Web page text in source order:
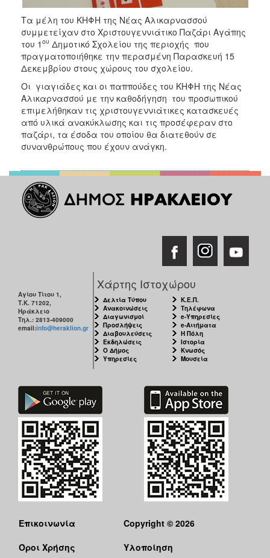
ΑΝΘΕΚΤΙΚΗ
ΠΟΛΗ
Τα μέλη του ΚΗΦΗ της Νέας Αλικαρνασσού
συμμετείχαν στο Χριστουγεννιάτικο Παζάρι Αγάπης
του 1 ου Δημοτικό Σχολείου της περιοχής που
πραγματοποιήθηκε την περασμένη Παρασκευή 15
Δεκεμβρίου στους χώρους του σχολείου.
Οι γιαγιάδες και οι παππούδες του ΚΗΦΗ της Νέας
Αλικαρνασσού με την καθοδήγηση του προσωπικού
επιμελήθηκαν τις χριστουγεννιάτικες κατασκευές
από υλικά ανακύκλωσης και τις προσέφεραν στο
παζάρι, τα έσοδα του οποίου θα διατεθούν σε
συνανθρώπους που έχουν ανάγκη.
Αγίου Τίτου 1,
Τ.Κ. 71202,
Ηράκλειο
Τηλ.: 2813-409000
email:info@heraklion.gr
Χάρτης Ιστοχώρου
Δελτία Τύπου
Ανακοινώσεις
Διαγωνισμοί
Προσλήψεις
Διαβουλεύσεις
Εκδηλώσεις
Ο Δήμος
Υπηρεσίες
Κ.Ε.Π.
Τηλέφωνα
e-Υπηρεσίες
e-Αιτήματα
Η Πόλη
Ιστορία
Κνωσός
Μουσεία
Επικοινωνία
Όροι Χρήσης
Copyright © 2026
Υλοποίηση